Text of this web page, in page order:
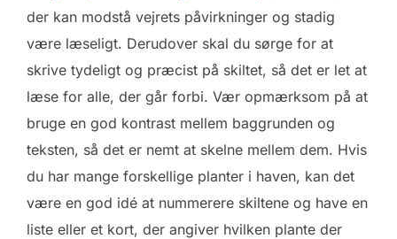
der kan modstå vejrets påvirkninger og stadig
være læseligt. Derudover skal du sørge for at
skrive tydeligt og præcist på skiltet, så det er let at
læse for alle, der går forbi. Vær opmærksom på at
bruge en god kontrast mellem baggrunden og
teksten, så det er nemt at skelne mellem dem. Hvis
du har mange forskellige planter i haven, kan det
være en god idé at nummerere skiltene og have en
liste eller et kort, der angiver hvilken plante der